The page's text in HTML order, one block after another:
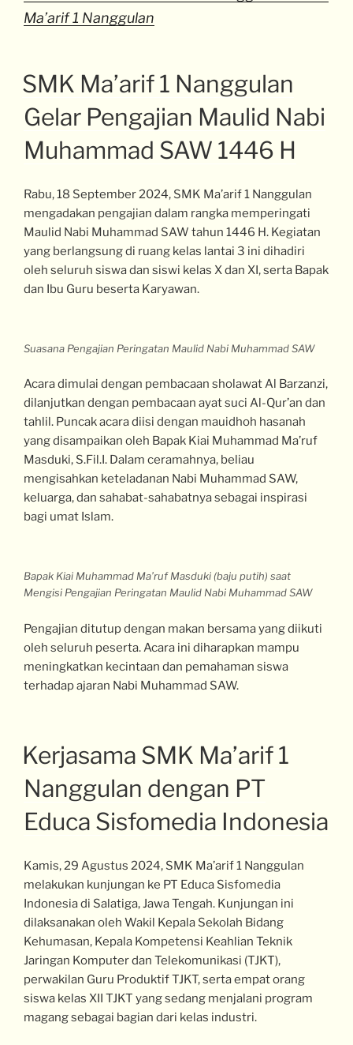
Ma’arif 1 Nanggulan
SMK Ma’arif 1 Nanggulan
Gelar Pengajian Maulid Nabi
Muhammad SAW 1446 H
Rabu, 18 September 2024, SMK Ma’arif 1 Nanggulan
mengadakan pengajian dalam rangka memperingati
Maulid Nabi Muhammad SAW tahun 1446 H. Kegiatan
yang berlangsung di ruang kelas lantai 3 ini dihadiri
oleh seluruh siswa dan siswi kelas X dan XI, serta Bapak
dan Ibu Guru beserta Karyawan.
Suasana Pengajian Peringatan Maulid Nabi Muhammad SAW
Acara dimulai dengan pembacaan sholawat Al Barzanzi,
dilanjutkan dengan pembacaan ayat suci Al-Qur’an dan
tahlil. Puncak acara diisi dengan mauidhoh hasanah
yang disampaikan oleh Bapak Kiai Muhammad Ma’ruf
Masduki, S.Fil.I. Dalam ceramahnya, beliau
mengisahkan keteladanan Nabi Muhammad SAW,
keluarga, dan sahabat-sahabatnya sebagai inspirasi
bagi umat Islam.
Bapak Kiai Muhammad Ma’ruf Masduki (baju putih) saat
Mengisi Pengajian Peringatan Maulid Nabi Muhammad SAW
Pengajian ditutup dengan makan bersama yang diikuti
oleh seluruh peserta. Acara ini diharapkan mampu
meningkatkan kecintaan dan pemahaman siswa
terhadap ajaran Nabi Muhammad SAW.
Kerjasama SMK Ma’arif 1
Nanggulan dengan PT
Educa Sisfomedia Indonesia
Kamis, 29 Agustus 2024, SMK Ma’arif 1 Nanggulan
melakukan kunjungan ke PT Educa Sisfomedia
Indonesia di Salatiga, Jawa Tengah. Kunjungan ini
dilaksanakan oleh Wakil Kepala Sekolah Bidang
Kehumasan, Kepala Kompetensi Keahlian Teknik
Jaringan Komputer dan Telekomunikasi (TJKT),
perwakilan Guru Produktif TJKT, serta empat orang
siswa kelas XII TJKT yang sedang menjalani program
magang sebagai bagian dari kelas industri.